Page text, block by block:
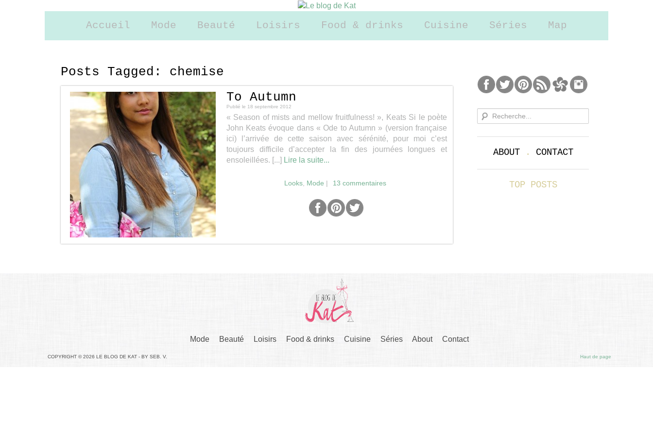
Accueil Mode Beauté Loisirs Food & drinks Cuisine Séries Map
Posts Tagged:
chemise
To Autumn
Publié le 18 septembre 2012
« Season of mists and mellow fruitfulness! », Keats Si le poète
John Keats évoque dans « Ode to Autumn » (version française
ici) l’arrivée de cette saison avec sérénité, pour moi c’est
toujours difficile d’accepter la fin des journées longues et
ensoleillées. [...] Lire la suite...
Looks, Mode | 13 commentaires
ABOUT. CONTACT
TOP POSTS
Mode Beauté Loisirs Food & drinks Cuisine Séries About Contact
COPYRIGHT © 2026 LE BLOG DE KAT - BY SEB. V. Haut de page